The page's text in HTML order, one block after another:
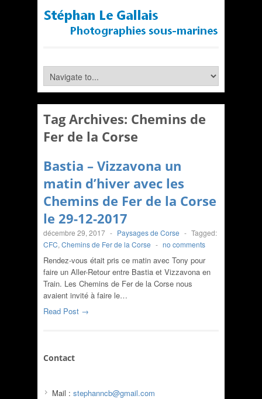
Tag Archives: Chemins de
Fer de la Corse
Bastia – Vizzavona un
matin d’hiver avec les
Chemins de Fer de la Corse
le 29-12-2017
décembre 29, 2017 - Paysages de Corse - Tagged:
CFC, Chemins de Fer de la Corse - no comments
Rendez-vous était pris ce matin avec Tony pour
faire un Aller-Retour entre Bastia et Vizzavona en
Train. Les Chemins de Fer de la Corse nous
avaient invité à faire le…
Read Post →
Contact
Mail : stephanncb@gmail.com